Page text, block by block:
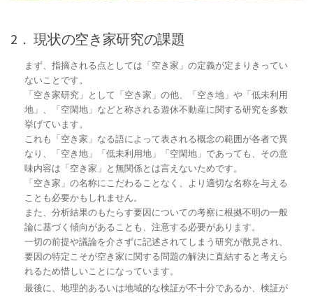
2． 現状の空き家研究の課題
まず、指摘される点としては「空き家」の定義が定まりきってい
ないことです。
「空き家研究」として「空き家」の他、「空き地」や「低未利用
地」、「空閑地」などと称される遊休不動産に関する研究を多数
挙げています。
これも「空き家」なる語によって表される概念の範囲が各者で異
なり、「空き地」「低未利用地」「空閑地」であっても、その意
味内容は「空き家」と無関係とは言えないためです。
「空き家」の名称にこだわることなく、より適切な名称を与える
ことも必要かもしれません。
また、分析結果のもたらす要因についての考察に根拠不明の一般
論に基づく傾向があることも、注意する必要があります。
一切の前提や議論を介さずに記述されてしまう研究が散見され、
要因の特定こそが空き家に関する問題の解決に直結すると考えら
れるため惜しいことになっています。
最後に、地理的あるいは地域的な検証が不十分であるか、検証が